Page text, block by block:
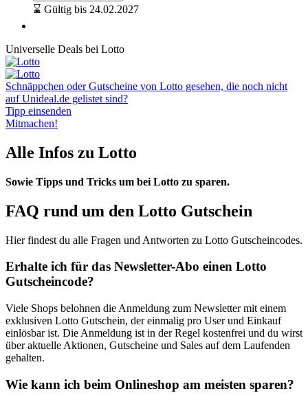
⌛ Gültig bis 24.02.2027
Universelle Deals bei Lotto
Schnäppchen oder Gutscheine von Lotto gesehen, die noch nicht
auf Unideal.de gelistet sind?
Tipp einsenden
Mitmachen!
Alle Infos zu Lotto
Sowie Tipps und Tricks um bei Lotto zu sparen.
FAQ rund um den Lotto Gutschein
Hier findest du alle Fragen und Antworten zu Lotto Gutscheincodes.
Erhalte ich für das Newsletter-Abo einen Lotto
Gutscheincode?
Viele Shops belohnen die Anmeldung zum Newsletter mit einem
exklusiven Lotto Gutschein, der einmalig pro User und Einkauf
einlösbar ist. Die Anmeldung ist in der Regel kostenfrei und du wirst
über aktuelle Aktionen, Gutscheine und Sales auf dem Laufenden
gehalten.
Wie kann ich beim Onlineshop am meisten sparen?